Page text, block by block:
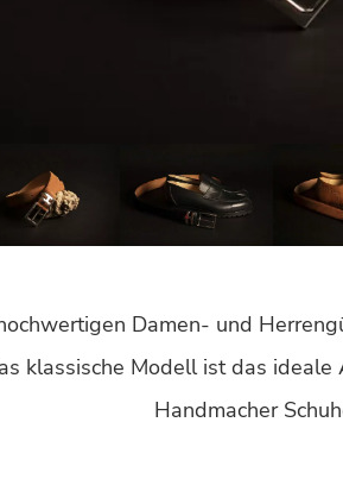
Damen- und
klassische Modell ist das
Handmacher